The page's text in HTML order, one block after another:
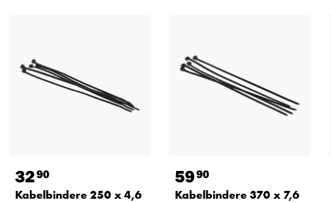
3290
Kabelbindere 250 x 4,6
5990
Kabelbindere 370 x 7,6